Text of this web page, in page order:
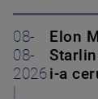
08-
08-
2026
Elon
i-a